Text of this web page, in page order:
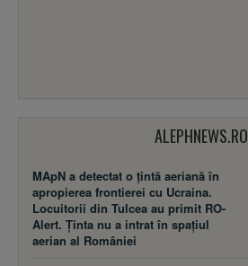
ALEPHNEWS.RO
MApN a detectat o țintă aeriană în
apropierea frontierei cu Ucraina.
Locuitorii din Tulcea au primit RO-
Alert. Ținta nu a intrat în spațiul
aerian al României